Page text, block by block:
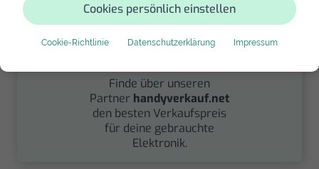
Cookies persönlich einstellen
Cookie-Richtlinie Datenschutzerklärung Impressum
Finde über unseren
Partner handyverkauf.net
den besten Verkaufspreis
für deine gebrauchte
Elektronik.